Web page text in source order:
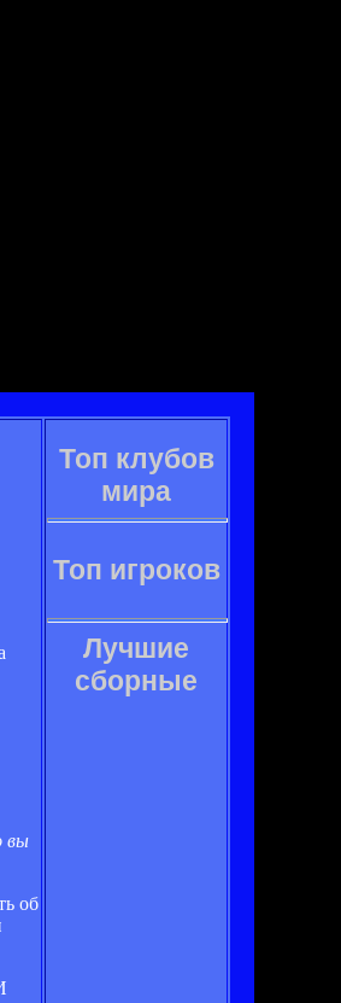
вы
об
Топ клубов
мира
Топ игроков
Лучшие
сборные